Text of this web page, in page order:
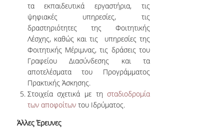
ΔΗΜΟΣΙΕΥΣΕΙΣ ΣΕ
ΕΠΙΣΤΗΜΟΝΙΚΑ
ΣΥΝΕΔΡΙΑ
ΔΙΑΚΡΙΣΕΙΣ
ΠΙΣΤΟΠΟΙΗΣΕΙΣ ΚΑΙ
ΣΧΟΛΗΣ & ΠΜΣ
τα εκπαιδευτικά εργαστήρια, τις
ψηφιακές υπηρεσίες, τις
δραστηριότητες της Φοιτητικής
Λέσχης, καθώς και τις υπηρεσίες της
Φοιτητικής Μέριμνας, τις δράσεις του
Γραφείου Διασύνδεσης και τα
αποτελέσματα του Προγράμματος
Πρακτικής Άσκησης.
Στοιχεία σχετικά με τησταδιοδρομία
των αποφοίτωντου Ιδρύματος.
Άλλες Έρευνες